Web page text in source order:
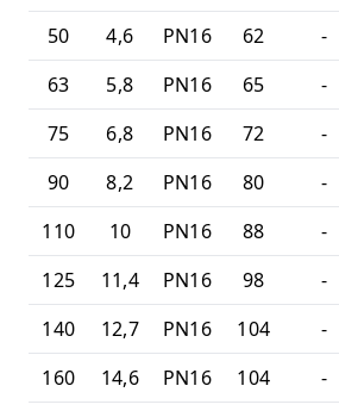
50
4,6 PN16 62 -
63
5,8 PN16 65 -
75
6,8 PN16 72 -
90
8,2 PN16 80 -
110
10 PN16 88 -
125
11,4 PN16 98 -
140
12,7 PN16 104 -
160
14,6 PN16 104 -